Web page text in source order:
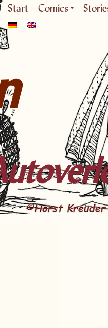
Start Comics